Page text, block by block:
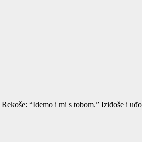
“Idemo i mi s tobom.” Iziđoše i